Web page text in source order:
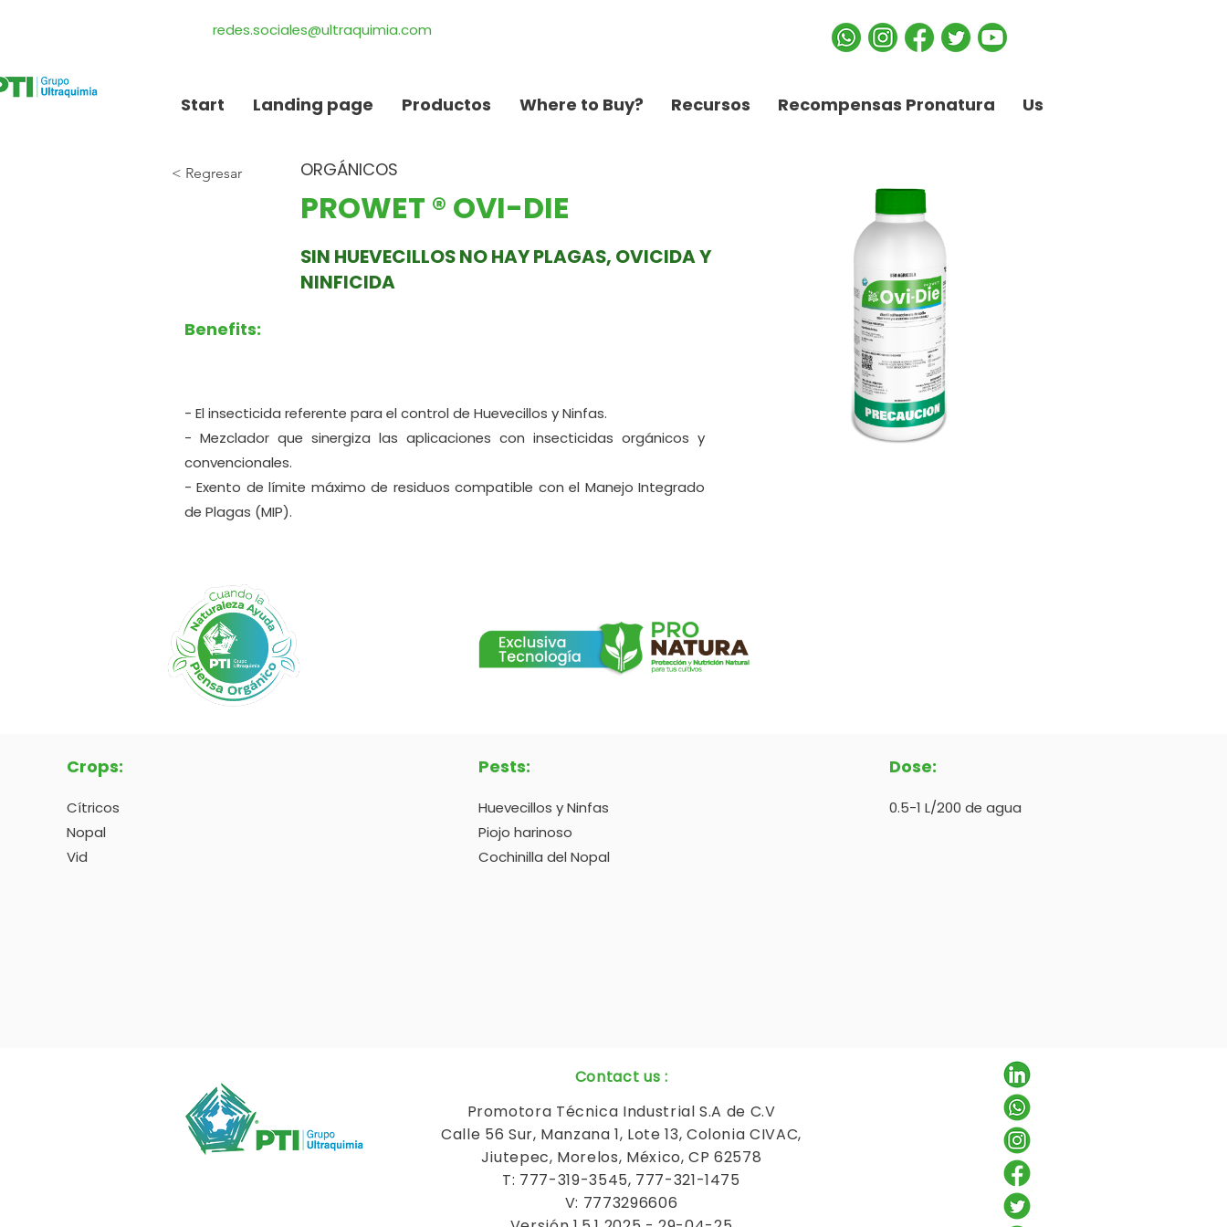
redes.sociales@ultraquimia.com
Start Landing page Productos Where to Buy? Recursos Recompensas Pronatura Us
< Regresar
PROWET ® OVI-DIE
ORGÁNICOS
Benefits:
- El insecticida referente para el control de Huevecillos y Ninfas.
- Mezclador que sinergiza las aplicaciones con insecticidas orgánicos y
convencionales.
- Exento de límite máximo de residuos compatible con el Manejo Integrado
de Plagas (MIP).
SIN HUEVECILLOS NO HAY PLAGAS, OVICIDA Y
NINFICIDA
Crops:
Cítricos
Nopal
Vid
Pests:
Huevecillos y Ninfas
Piojo harinoso
Cochinilla del Nopal
Dose:
0.5-1 L/200 de agua
Contact us :
Promotora Técnica Industrial S.A de C.V
Calle 56 Sur, Manzana 1, Lote 13, Colonia CIVAC,
Jiutepec, Morelos, México, CP 62578
T: 777-319-3545, 777-321-1475
V: 7773296606